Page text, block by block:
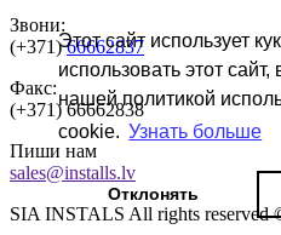
Этот сайт использует
использовать этот
нашей политикой
cookie. Узнать больше
Отклонять
Звони:
(+371)66662837
Факс:
(+371)66662838
Пиши нам
sales@installs.lv
SIA INSTALS All rights reserved